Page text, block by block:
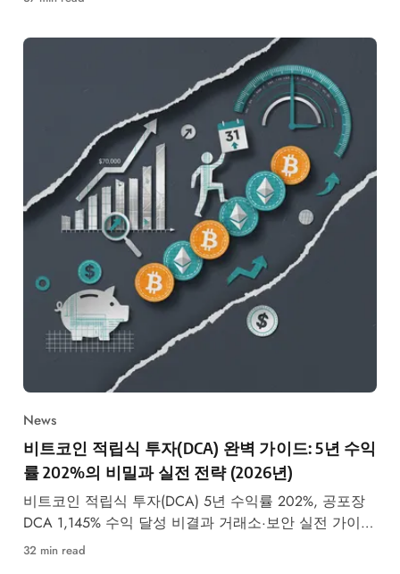
News
비트코인 적립식 투자(DCA) 완벽 가이드: 5년 수익
률 202%의 비밀과 실전 전략 (2026년)
비트코인 적립식 투자(DCA) 5년 수익률 202%, 공포장
DCA 1,145% 수익 달성 비결과 거래소·보안 실전 가이드
총정리.
32 min read